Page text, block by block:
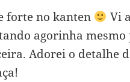
forte no kanten
Vi
agorinha
Adorei o detalhe